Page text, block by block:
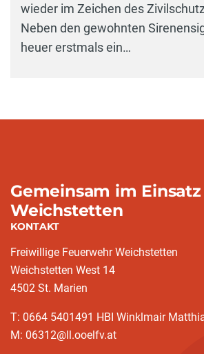
wieder im Zeichen des
Neben den gewohnten
heuer erstmals ein…
Gemeinsam im
Weichstetten
KONTAKT
Freiwillige Feuerwehr Weichstetten
Weichstetten West 14
4502 St. Marien
T: 0664 5401491 HBI Winklmair
M: 06312@ll.ooelfv.at